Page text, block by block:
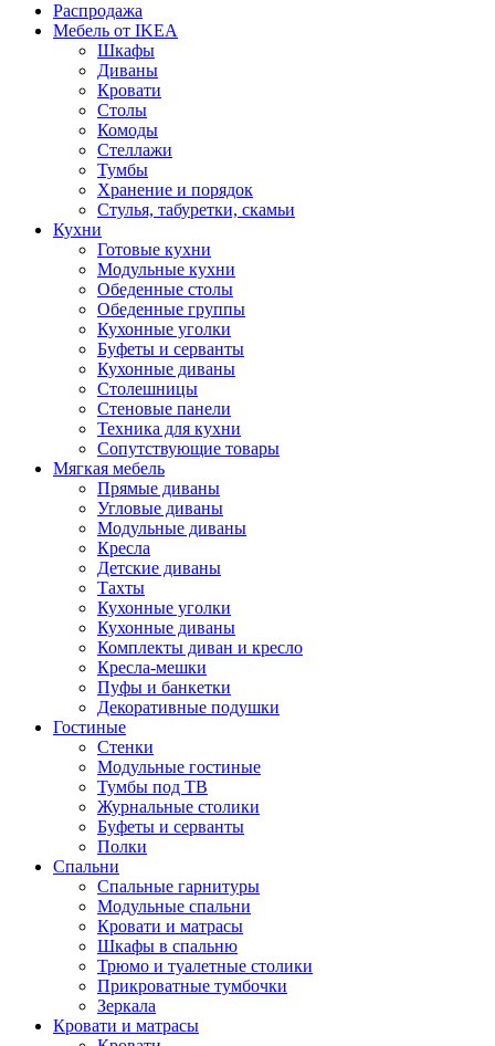
Распродажа
Мебель от IKEA
Шкафы
Диваны
Кровати
Столы
Комоды
Стеллажи
Тумбы
Хранение и порядок
Стулья, табуретки, скамьи
Кухни
Готовые кухни
Модульные кухни
Обеденные столы
Обеденные группы
Кухонные уголки
Буфеты и серванты
Кухонные диваны
Столешницы
Стеновые панели
Техника для кухни
Сопутствующие товары
Мягкая мебель
Прямые диваны
Угловые диваны
Модульные диваны
Кресла
Детские диваны
Тахты
Кухонные уголки
Кухонные диваны
Комплекты диван и кресло
Кресла-мешки
Пуфы и банкетки
Декоративные подушки
Гостиные
Стенки
Модульные гостиные
Тумбы под ТВ
Журнальные столики
Буфеты и серванты
Полки
Спальни
Спальные гарнитуры
Модульные спальни
Кровати и матрасы
Шкафы в спальню
Трюмо и туалетные столики
Прикроватные тумбочки
Зеркала
Кровати и матрасы